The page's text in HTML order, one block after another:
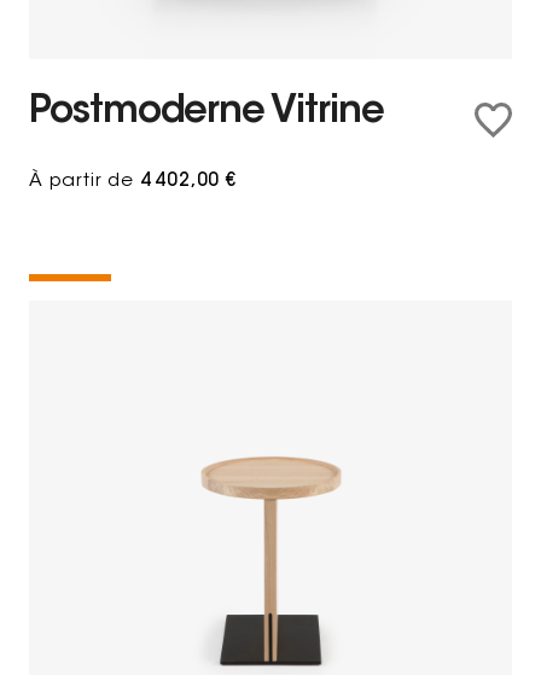
Postmoderne Vitrine
À partir de 4 402,00 €